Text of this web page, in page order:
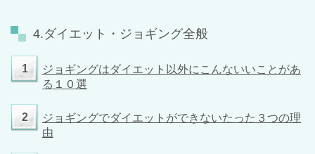
4.ダイエット・ジョギング全般
1
ジョギングはダイエット以外にこんないいことがあ
る１０選
2
ジョギングでダイエットができないたった３つの理
由